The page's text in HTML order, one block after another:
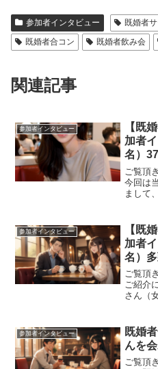
参加者インタビュー 既婚者
既婚者合コン
既婚者飲み会
関連記事
参加者インタビュー
【既
加者
名）
ご覧頂
今回は
まして
いただ
で、貴
参加者インタビュー
【既
加者
名）
の2
ご覧頂
ご紹介
さん（
ん）同
ですが
参加者インタビュー
既婚
んを
ご覧頂